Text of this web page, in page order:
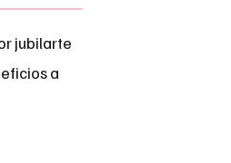
jubilarte
a